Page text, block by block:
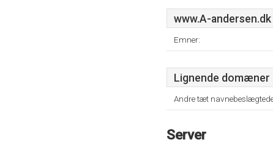
www.A-andersen.dk
Emner:
Lignende domæner
Andre tæt
Server